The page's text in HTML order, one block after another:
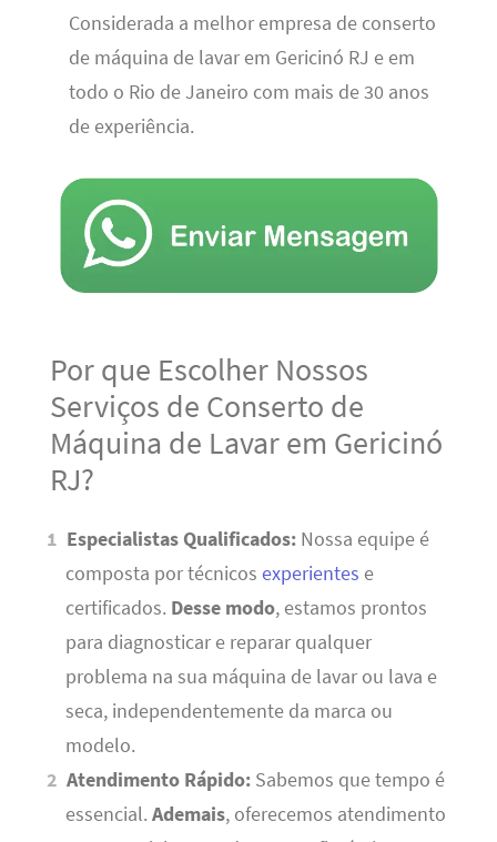
Considerada a melhor empresa de conserto
de máquina de lavar em Gericinó RJ e em
todo o Rio de Janeiro com mais de 30 anos
de experiência.
Por que Escolher Nossos
Serviços de Conserto de
Máquina de Lavar em Gericinó
RJ?
Especialistas Qualificados: Nossa equipe é
composta por técnicos experientes e
certificados. Desse modo, estamos prontos
para diagnosticar e reparar qualquer
problema na sua máquina de lavar ou lava e
seca, independentemente da marca ou
modelo.
Atendimento Rápido: Sabemos que tempo é
essencial. Ademais, oferecemos atendimento